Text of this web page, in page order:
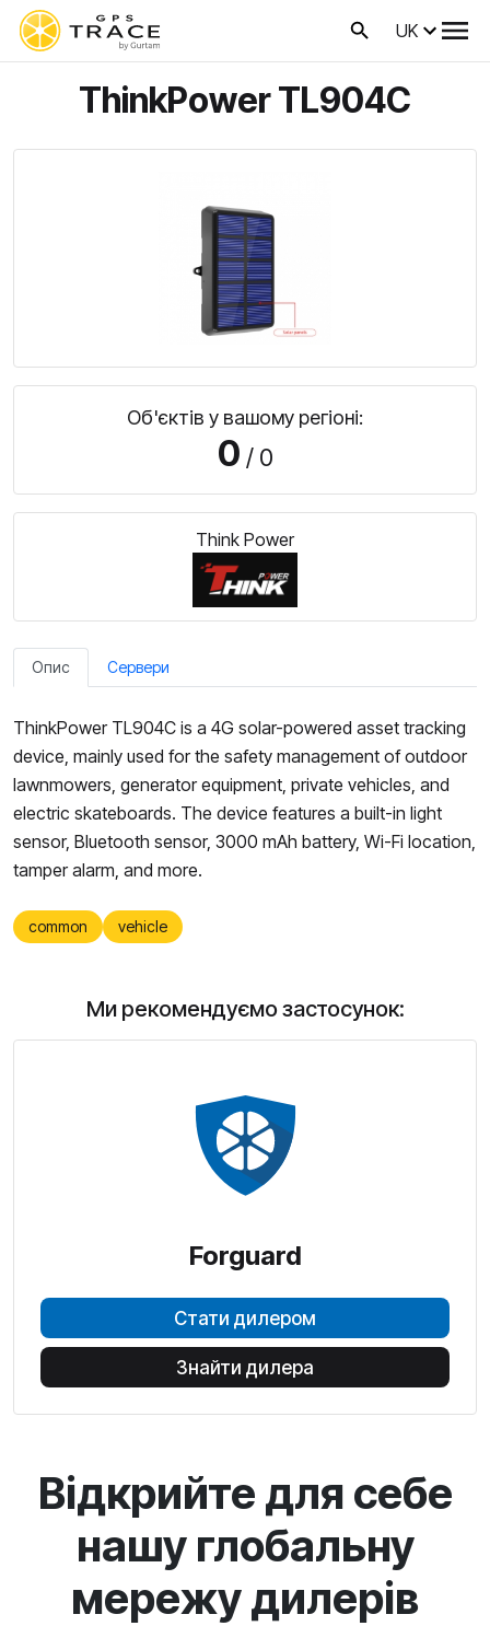
UK
ThinkPower TL904C
Об'єктів у вашому регіоні:
0 / 0
Think Power
Опис Сервери
ThinkPower TL904C is a 4G solar-powered asset tracking
device, mainly used for the safety management of outdoor
lawnmowers, generator equipment, private vehicles, and
electric skateboards. The device features a built-in light
sensor, Bluetooth sensor, 3000 mAh battery, Wi-Fi location,
tamper alarm, and more.
common vehicle
Ми рекомендуємо застосунок:
Forguard
Стати дилером
Знайти дилера
Відкрийте для себе
нашу глобальну
мережу дилерів